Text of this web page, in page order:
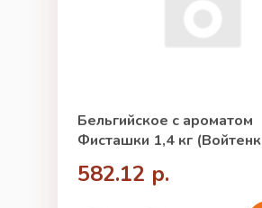
Бельгийское с ароматом
Фисташки 1,4 кг
582.12 р.